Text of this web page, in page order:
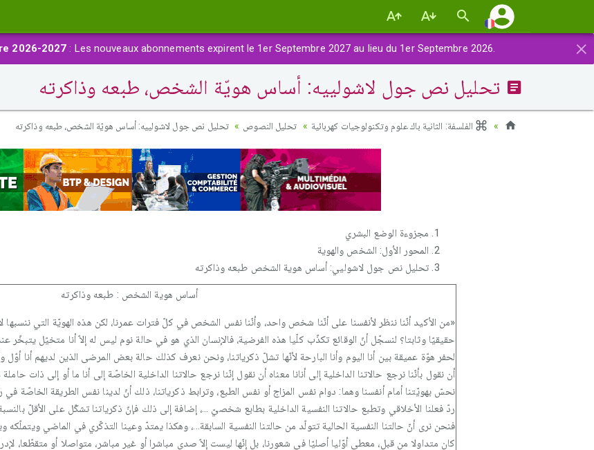
×
2026-2027 : Les nouveaux abonnements expirent le 1er Septembre 2027 au lieu du 1er Septembre 2026.
تحليل نص جول لاشولييه: أساس هويّة الشخص، طبعه وذاكرته
الفلسفة: الثانية باك علوم وتكنولوجيات كهربائية تحليل النصوص تحليل نص جول لاشولييه: أساس هويّة الشخص، طبعه وذاكرته
مجزوءة الوضع البشري
المحور الأول: الشخص والهوية
تحليل نص جول لاشوليي: أساس هوية الشخص طبعه وذاكرته
أساس هوية الشخص : طبعه وذاكرته
«من الأكيد أنّنا ننظر لأنفسنا على أنّنا شخص واحد، وأنّنا نفس الشخص في كلّ فترات عمرنا، لكن هذه الهويّة التي ننسبها
حقيقيّا وثابتا؟ لنسجّل أنّ الوقائع تكذّب كلّيا هذه الفرضية، فالإنسان الذي هو في حالة نوم ليس له إلاّ أنا متخيّل
لحفر هوّة عميقة بين أنا اليوم وأنا البارحة لأنّها تشلّ ذكرياتنا، ونحن نعرف كذلك حالة بعض المرضى الذين لديهم أنا أوّل
أن نقول بأنّنا نرجع حالاتنا الداخلية إلى أنانا معناه أن نقول إنّنا نرجع حالاتنا الداخلية الخاصّة إلى أنا ما أو إلى ذات
نحسّ بهويّتنا أمام أنفسنا وهما: دوام نفس المزاج أو نفس الطبع، وترابط ذكرياتنا، ذلك أنّ لدينا نفس الطريقة الخاصّة في
ردّ فعلنا الأخلاقي وتطبع حالاتنا النفسية الداخلية بطابع شخصيّ ...، إضافة إلى ذلك فإنّ ذكرياتنا تشكّل على الأقلّ
فنحن نرى أنّ حالتنا النفسية الحالية تتولّد من حالتنا النفسية السابقة...، وهكذا يمتدّ وعينا التذكّري في الماضي
كان متداولا من قبل، معطى أوّليا أصليّا في شعورنا، بل إنّها ليست إلاّ صدى مباشرا أو غير مباشر، متواصلا أو متقطّعا،